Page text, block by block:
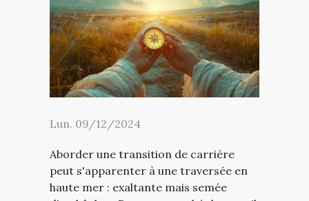
Lun. 09/12/2024
Aborder une transition de carrière
peut s'apparenter à une traversée en
haute mer : exaltante mais semée